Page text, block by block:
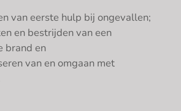
van eerste hulp bij ongevallen;
en bestrijden van een
brand en
van en omgaan met